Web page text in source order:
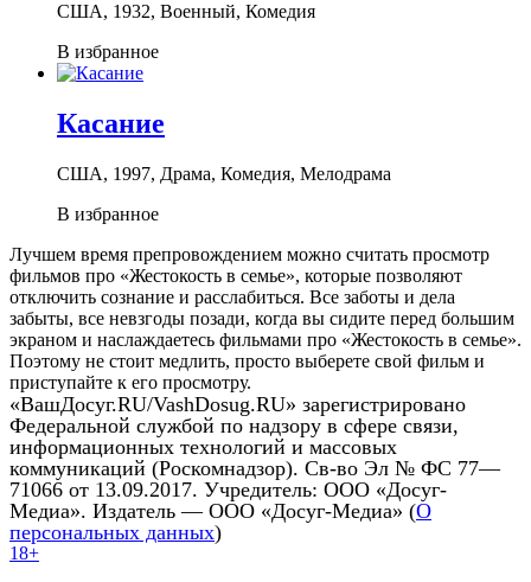
США, 1932, Военный, Комедия
В избранное
Касание
США, 1997, Драма, Комедия, Мелодрама
В избранное
Лучшем время препровождением можно считать просмотр
фильмов про «Жестокость в семье», которые позволяют
отключить сознание и расслабиться. Все заботы и дела
забыты, все невзгоды позади, когда вы сидите перед большим
экраном и наслаждаетесь фильмами про «Жестокость в семье».
Поэтому не стоит медлить, просто выберете свой фильм и
приступайте к его просмотру.
«ВашДосуг.RU/VashDosug.RU» зарегистрировано
Федеральной службой по надзору в сфере связи,
информационных технологий и массовых
коммуникаций (Роскомнадзор). Св-во Эл № ФС 77—
71066 от 13.09.2017. Учредитель: ООО «Досуг-
Медиа». Издатель — ООО «Досуг-Медиа» (О
персональных данных)
18+